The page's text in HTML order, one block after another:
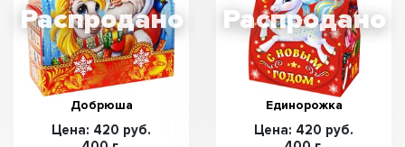
Добрюша
Цена: 420 руб.
Единорожка
Цена: 420 руб.